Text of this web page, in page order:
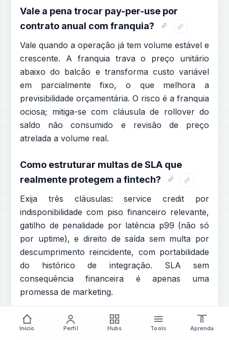
Vale a pena trocar pay-per-use por
contrato anual com franquia?
Vale quando a operação já tem volume estável e
crescente. A franquia trava o preço unitário
abaixo do balcão e transforma custo variável
em parcialmente fixo, o que melhora a
previsibilidade orçamentária. O risco é a franquia
ociosa; mitiga-se com cláusula de rollover do
saldo não consumido e revisão de preço
atrelada a volume real.
Como estruturar multas de SLA que
realmente protegem a fintech?
Exija três cláusulas: service credit por
indisponibilidade com piso financeiro relevante,
gatilho de penalidade por latência p99 (não só
por uptime), e direito de saída sem multa por
descumprimento reincidente, com portabilidade
do histórico de integração. SLA sem
consequência financeira é apenas uma
promessa de marketing.
O que mais pesa no total cost of
ownership de um contrato de dados?
Início Perfil Hubs Tools Aprenda